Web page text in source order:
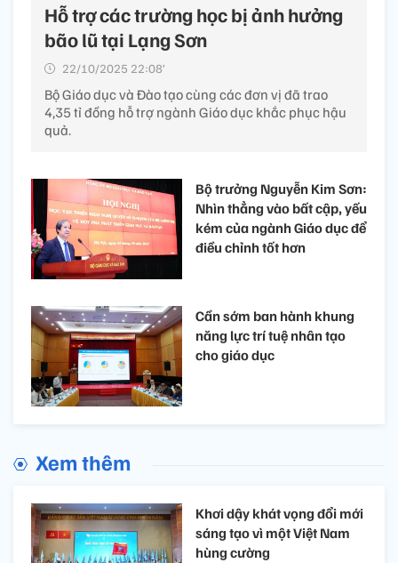
Hỗ trợ các trường học bị ảnh hưởng
bão lũ tại Lạng Sơn
22/10/2025 22:08’
Bộ Giáo dục và Đào tạo cùng các đơn vị đã trao
4,35 tỉ đồng hỗ trợ ngành Giáo dục khắc phục hậu
quả.
Bộ trưởng Nguyễn Kim Sơn:
Nhìn thẳng vào bất cập, yếu
kém của ngành Giáo dục để
điều chỉnh tốt hơn
Cần sớm ban hành khung
năng lực trí tuệ nhân tạo
cho giáo dục
Xem thêm
Khơi dậy khát vọng đổi mới
sáng tạo vì một Việt Nam
hùng cường